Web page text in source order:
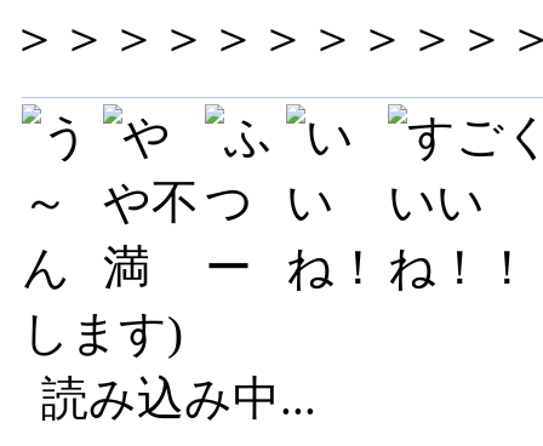
＞＞＞＞＞＞＞＞＞＞
します)
読み込み中...